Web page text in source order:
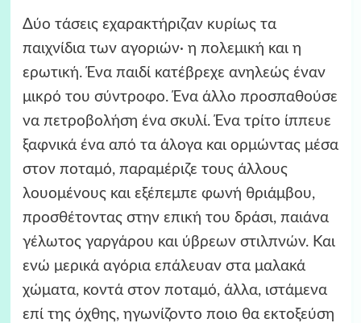
Δύο τάσεις εχαρακτήριζαν κυρίως τα
παιχνίδια των αγοριών· η πολεμική και η
ερωτική. Ένα παιδί κατέβρεχε ανηλεώς έναν
μικρό του σύντροφο. Ένα άλλο προσπαθούσε
να πετροβολήση ένα σκυλί. Ένα τρίτο ίππευε
ξαφνικά ένα από τα άλογα και ορμώντας μέσα
στον ποταμό, παραμέριζε τους άλλους
λουομένους και εξέπεμπε φωνή θριάμβου,
προσθέτοντας στην επική του δράσι, παιάνα
γέλωτος γαργάρου και ύβρεων στιλπνών. Και
ενώ μερικά αγόρια επάλευαν στα μαλακά
χώματα, κοντά στον ποταμό, άλλα, ιστάμενα
επί της όχθης, ηγωνίζοντο ποιο θα εκτοξεύση